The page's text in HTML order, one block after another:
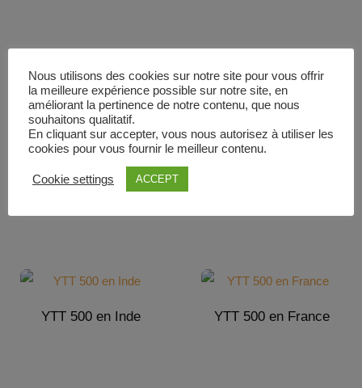
YTT en Ardèche YTT 500 en Thaïlande
YTT 500 en Inde YTT 500 en France
Nous utilisons des cookies sur notre site pour vous offrir
la meilleure expérience possible sur notre site, en
améliorant la pertinence de notre contenu, que nous
souhaitons qualitatif.
En cliquant sur accepter, vous nous autorisez à utiliser les
cookies pour vous fournir le meilleur contenu.
Cookie settings ACCEPT